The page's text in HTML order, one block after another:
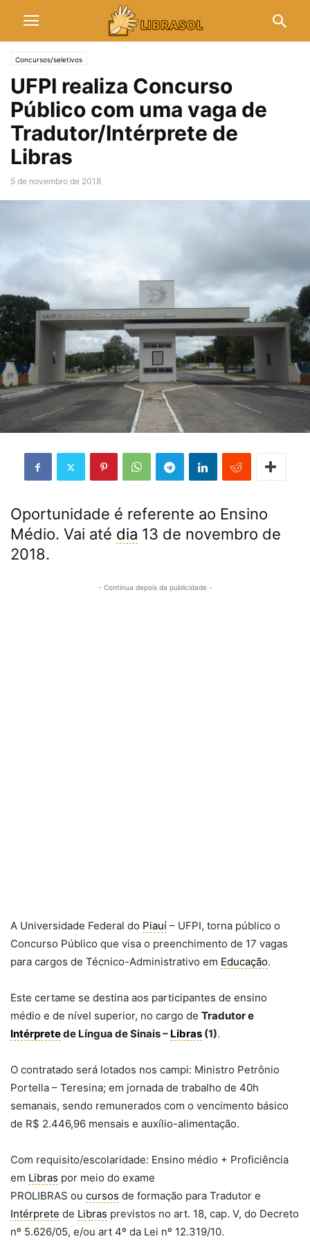
Concursos/seletivos
UFPI realiza Concurso
Público com uma vaga de
Tradutor/Intérprete de
Libras
5 de novembro de 2018
Oportunidade é referente ao Ensino
Médio. Vai até dia 13 de novembro de
2018.
- Continua depois da publicidade -
A Universidade Federal do Piauí – UFPI, torna público o
Concurso Público que visa o preenchimento de 17 vagas
para cargos de Técnico-Administrativo em Educação.
Este certame se destina aos participantes de ensino
médio e de nível superior, no cargo de Tradutor e
Intérpretede Língua de Sinais – Libras (1).
O contratado será lotados nos campi: Ministro Petrônio
Portella – Teresina; em jornada de trabalho de 40h
semanais, sendo remunerados com o vencimento básico
de R$ 2.446,96 mensais e auxílio-alimentação.
Com requisito/escolaridade: Ensino médio + Proficiência
em Libras por meio do exame
PROLIBRAS ou cursos de formação para Tradutor e
Intérprete de Libras previstos no art. 18, cap. V, do Decreto
nº 5.626/05, e/ou art 4º da Lei nº 12.319/10.